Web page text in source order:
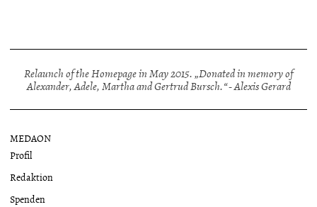
Relaunch of the Homepage in May 2015. „Donated in memory of
Alexander, Adele, Martha and Gertrud Bursch.“ - Alexis Gerard
MEDAON
Profil
Redaktion
Spenden